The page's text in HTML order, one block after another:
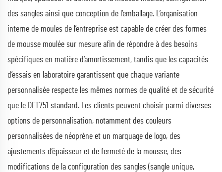
des sangles ainsi que conception de l’emballage. L’organisation
interne de moules de l’entreprise est capable de créer des formes
de mousse moulée sur mesure afin de répondre à des besoins
spécifiques en matière d’amortissement, tandis que les capacités
d’essais en laboratoire garantissent que chaque variante
personnalisée respecte les mêmes normes de qualité et de sécurité
que le DFT751 standard. Les clients peuvent choisir parmi diverses
options de personnalisation, notamment des couleurs
personnalisées de néoprène et un marquage de logo, des
ajustements d’épaisseur et de fermeté de la mousse, des
modifications de la configuration des sangles (sangle unique,